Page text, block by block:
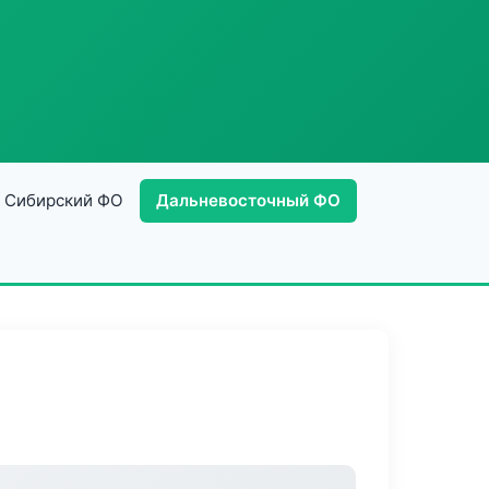
Сибирский ФО Дальневосточный ФО